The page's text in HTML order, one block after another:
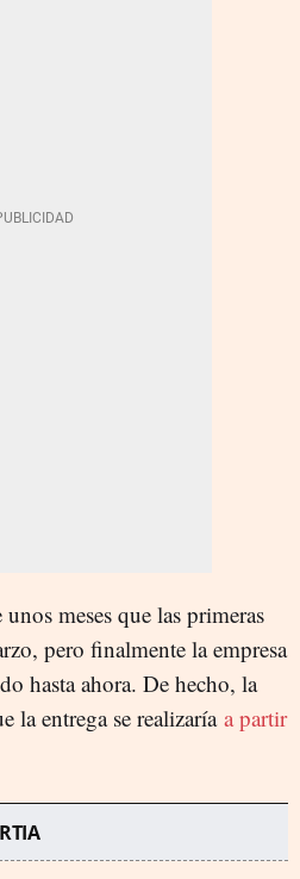
meses que las primeras
pero finalmente la empresa
hasta ahora. De hecho, la
la entrega se realizaría a partir